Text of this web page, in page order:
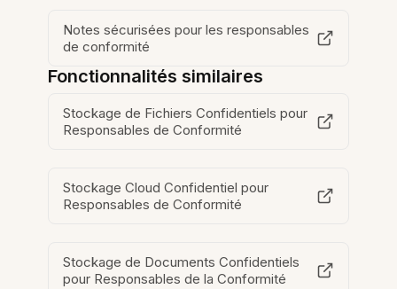
Notes sécurisées pour les responsables
de conformité
Fonctionnalités similaires
Stockage de Fichiers Confidentiels pour
Responsables de Conformité
Stockage Cloud Confidentiel pour
Responsables de Conformité
Stockage de Documents Confidentiels
pour Responsables de la Conformité